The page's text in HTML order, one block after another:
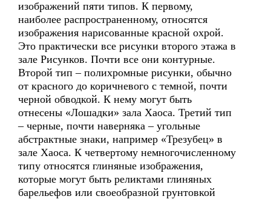
изображений пяти типов. К первому,
наиболее распространенному, относятся
изображения нарисованные красной охрой.
Это практически все рисунки второго этажа в
зале Рисунков. Почти все они контурные.
Второй тип – полихромные рисунки, обычно
от красного до коричневого с темной, почти
черной обводкой. К нему могут быть
отнесены «Лошадки» зала Хаоса. Третий тип
– черные, почти наверняка – угольные
абстрактные знаки, например «Трезубец» в
зале Хаоса. К четвертому немногочисленному
типу относятся глиняные изображения,
которые могут быть реликтами глиняных
барельефов или своеобразной грунтовкой